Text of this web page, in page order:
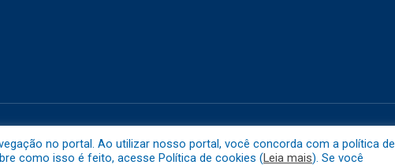
no portal. Ao utilizar nosso portal, você concorda com a política de
como isso é feito, acesse Política de cookies (Leia mais). Se você